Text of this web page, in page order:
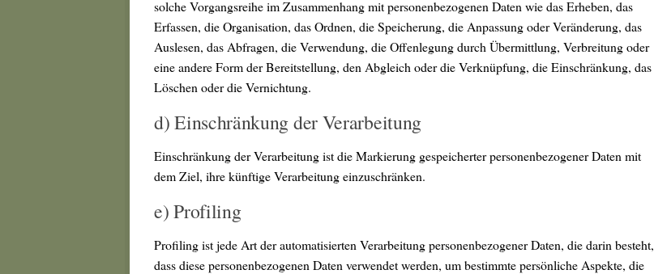
solche Vorgangsreihe im Zusammenhang mit personenbezogenen Daten wie das Erheben, das
Erfassen, die Organisation, das Ordnen, die Speicherung, die Anpassung oder Veränderung, das
Auslesen, das Abfragen, die Verwendung, die Offenlegung durch Übermittlung, Verbreitung oder
eine andere Form der Bereitstellung, den Abgleich oder die Verknüpfung, die Einschränkung, das
Löschen oder die Vernichtung.
d) Einschränkung der Verarbeitung
Einschränkung der Verarbeitung ist die Markierung gespeicherter personenbezogener Daten mit
dem Ziel, ihre künftige Verarbeitung einzuschränken.
e) Profiling
Profiling ist jede Art der automatisierten Verarbeitung personenbezogener Daten, die darin besteht,
dass diese personenbezogenen Daten verwendet werden, um bestimmte persönliche Aspekte, die